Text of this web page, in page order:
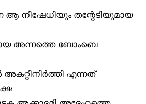
ആ നിഷേധിയും തന്റേടിയുമായ
അന്നത്തെ ബോംബെ
എന്നത്